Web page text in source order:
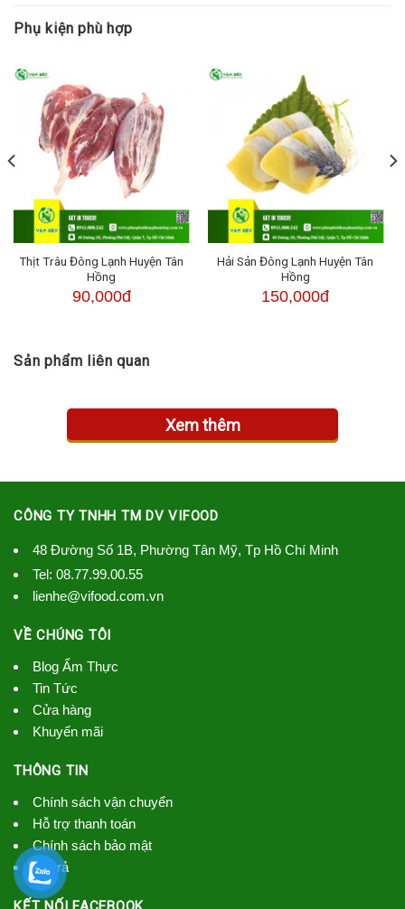
Phụ kiện phù hợp
Thịt Trâu Đông Lạnh Huyện Tân
Hồng
90,000đ
Hải Sản Đông Lạnh Huyện Tân
Hồng
150,000đ
Sản phẩm liên quan
Xem thêm
CÔNG TY TNHH TM DV VIFOOD
48 Đường Số 1B, Phường Tân Mỹ, Tp Hồ Chí Minh
Tel: 08.77.99.00.55
lienhe@vifood.com.vn
VỀ CHÚNG TÔI
Blog Ẩm Thực
Tin Tức
Cửa hàng
Khuyến mãi
THÔNG TIN
Chính sách vận chuyển
Hỗ trợ thanh toán
Chính sách bảo mật
đổi trả